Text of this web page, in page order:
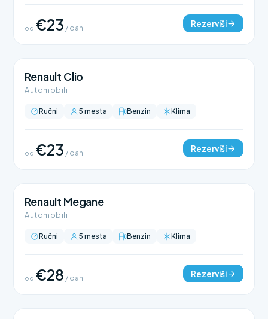
od €23 / dan Rezerviši
Renault Clio
Automobili
Ručni 5 mesta Benzin Klima
od €23 / dan Rezerviši
Renault Megane
Automobili
Ručni 5 mesta Benzin Klima
od €28 / dan Rezerviši